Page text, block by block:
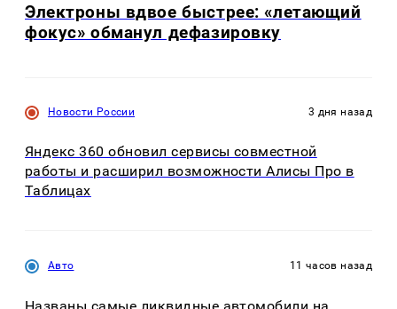
Электроны вдвое быстрее: «летающий
фокус» обманул дефазировку
Новости России 3 дня назад
Яндекс 360 обновил сервисы совместной
работы и расширил возможности Алисы Про в
Таблицах
Авто 11 часов назад
Названы самые ликвидные автомобили на